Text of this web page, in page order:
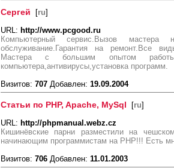
Сергей [ru]
URL: http://www.pcgood.ru
Компьютерный сервис.Вызов мастера
обслуживание.Гарантия на ремонт.Все
Мастера с большим опытом
компьютера,антивирусы,установка программ.
Визитов: 707 Добавлен: 19.09.2004
Статьи по PHP, Apache, MySql [ru]
URL: http://phpmanual.webz.cz
Кишинёвские парни разместили на
начинающим программистам на PHP!!! Есть
Визитов: 706 Добавлен: 11.01.2003